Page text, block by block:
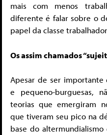
mais com menos
diferente é falar sobre o
papel da classe
Os assim chamados
Apesar de ser importante
e pequeno-burguesas,
teorias que emergiram
que tiveram seu pico na
base do altermundialismo